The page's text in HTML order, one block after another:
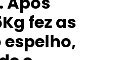
fez as
espelho,